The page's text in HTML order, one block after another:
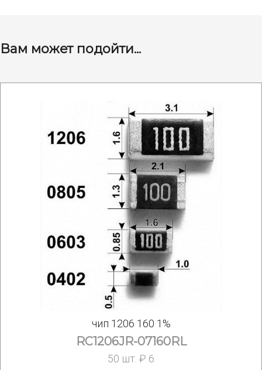
Вам может подойти...
чип 1206 160 1%
RC1206JR-07160RL
50 шт. ₽ 6